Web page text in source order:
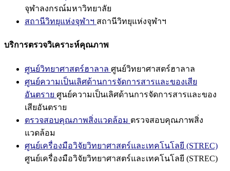
จุฬาลงกรณ์มหาวิทยาลัย
สถานีวิทยุแห่งจุฬาฯ สถานีวิทยุแห่งจุฬาฯ
บริการตรวจวิเคราะห์คุณภาพ
ศูนย์วิทยาศาสตร์ฮาลาล ศูนย์วิทยาศาสตร์ฮาลาล
ศูนย์ความเป็นเลิศด้านการจัดการสารและของเสีย
อันตราย ศูนย์ความเป็นเลิศด้านการจัดการสารและของ
เสียอันตราย
ตรวจสอบคุณภาพสิ่งแวดล้อม ตรวจสอบคุณภาพสิ่ง
แวดล้อม
ศูนย์เครื่องมือวิจัยวิทยาศาสตร์และเทคโนโลยี (STREC)
ศูนย์เครื่องมือวิจัยวิทยาศาสตร์และเทคโนโลยี (STREC)